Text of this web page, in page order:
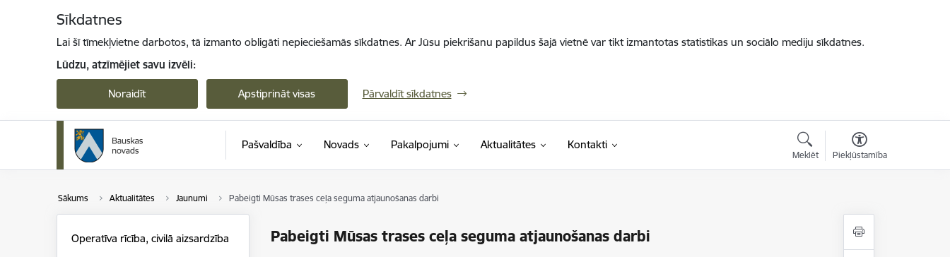
Sīkdatnes
Lai šī tīmekļvietne darbotos, tā izmanto obligāti nepieciešamās sīkdatnes. Ar Jūsu piekrišanu papildus šajā vietnē var tikt izmantotas statistikas un sociālo mediju sīkdatnes.
Lūdzu, atzīmējiet savu izvēli:
Noraidīt Apstiprināt visas Pārvaldīt sīkdatnes
Pašvaldība Novads Pakalpojumi Aktualitātes Kontakti
Meklēt Piekļūstamība
Sākums Aktualitātes Jaunumi Pabeigti Mūsas trases ceļa seguma atjaunošanas darbi
Pabeigti Mūsas trases ceļa seguma atjaunošanas darbi
Operatīva rīcība, civilā aizsardzība